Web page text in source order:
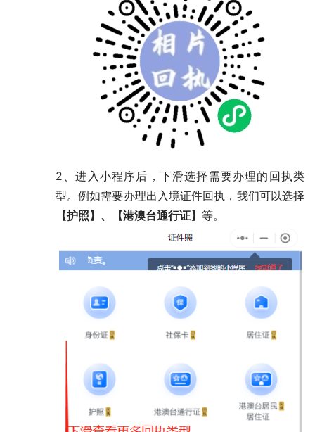
2、进入小程序后，下滑选择需要办理的回执类
型。例如需要办理出入境证件回执，我们可以选择
【护照】、【港澳台通行证】 等。